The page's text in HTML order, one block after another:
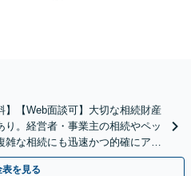
】【Web面談可】大切な相続財産
。経営者・事業主の相続やペッ
雑な相続にも迅速かつ的確にアド
表を見る